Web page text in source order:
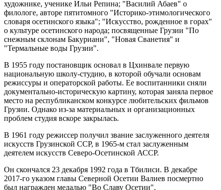
художнике, ученике Ильи Репина; "Василий Абаев" о
филологе, авторе пятитомного "Историко-этимологического
словаря осетинского языка"; "Искусство, рожденное в горах"
о культуре осетинского народа; посвященные Грузии "По
снежным склонам Бакуриани", "Новая Сванетия" и
"Термальные воды Грузии".
В 1955 году постановщик основал в Цхинвале первую
национальную школу-студию, в которой обучали основам
режиссуры и операторской работы. Ее воспитанники сняли
документально-историческую картину, которая заняла первое
место на республиканском конкурсе любительских фильмов
Грузии. Однако из-за материальных и организационных
проблем студия вскоре закрылась.
В 1961 году режиссер получил звание заслуженного деятеля
искусств Грузинской ССР, в 1965-м стал заслуженным
деятелем искусств Северо-Осетинской АССР.
Он скончался 23 декабря 1992 года в Тбилиси. В декабре
2017-го указом главы Северной Осетии Валиев посмертно
был награжден медалью "Во Славу Осетии".